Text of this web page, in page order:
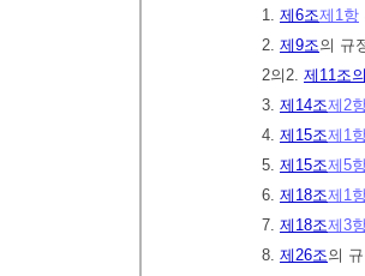
1. 제6조제1항
2. 제9조의 규
2의2. 제11조
3. 제14조제2
4. 제15조제1
5. 제15조제5
6. 제18조제1
7. 제18조제3
8. 제26조의